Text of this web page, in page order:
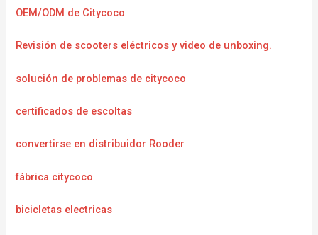
OEM/ODM de Citycoco
Revisión de scooters eléctricos y video de unboxing.
solución de problemas de citycoco
certificados de escoltas
convertirse en distribuidor Rooder
fábrica citycoco
bicicletas electricas